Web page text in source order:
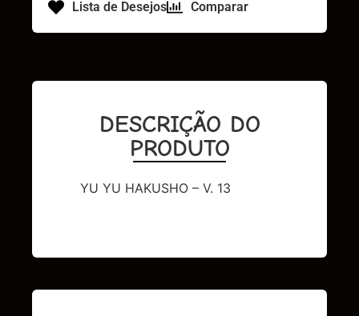
Lista de Desejos Comparar
DESCRIÇÃO DO
PRODUTO
YU YU HAKUSHO – V. 13